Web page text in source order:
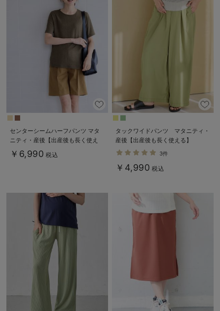
センターシームハーフパンツ マタ
ニティ・産後【出産後も長く使え
る】
￥6,990 税込
タックワイドパンツ マタニティ・
産後【出産後も長く使える】
3件
￥4,990 税込